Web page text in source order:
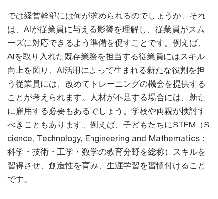
では経営幹部には何が求められるのでしょうか。それ
は、AIが従業員に与える影響を理解し、従業員がスム
ーズに対応できるよう準備を促すことです。例えば、
AIを取り入れた既存業務を担当する従業員にはスキル
向上を図り、AI活用によって生まれる新たな役割を担
う従業員には、改めてトレーニングの機会を提供する
ことが考えられます。人材が不足する場合には、新た
に雇用する必要もあるでしょう。学校や両親が検討す
べきこともあります。例えば、子どもたちにSTEM（S
cience, Technology, Engineering and Mathematics：
科学・技術・工学・数学の教育分野を総称）スキルを
習得させ、創造性を育み、生涯学習を習慣付けること
です。